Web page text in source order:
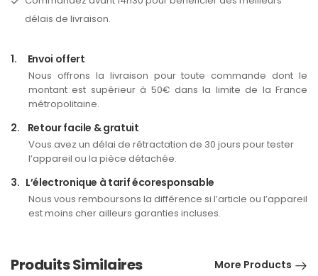
délais de livraison.
1. Envoi offert
Nous offrons la livraison pour toute commande dont le
montant est supérieur à 50€ dans la limite de la France
métropolitaine.
2. Retour facile & gratuit
Vous avez un délai de rétractation de 30 jours pour tester
l’appareil ou la pièce détachée.
3. L’électronique à tarif écoresponsable
Nous vous remboursons la différence si l’article ou l’appareil
est moins cher ailleurs garanties incluses.
Produits Similaires More Products